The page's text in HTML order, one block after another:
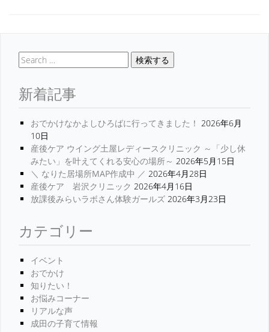
検索する
新着記事
おでかけなかよしひろばに行ってきました！ 2026年6月
10日
産後ケア ウイング土屋レディースクリニック ～「少し休
みたい」を叶えてくれる安心の場所～ 2026年5月15日
＼ なりた居場所MAP作成中 ／ 2026年4月28日
産後ケア 岩沢クリニック 2026年4月16日
放課後みらいラボさん体験ガールズ 2026年3月23日
カテゴリー
イベント
おでかけ
知りたい！
お悩みコーナー
リアルな声
成田の子育て情報